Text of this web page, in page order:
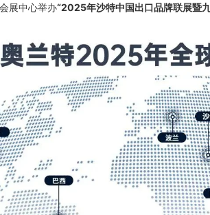
展中心举办“2025年沙特中国出口品牌联展暨